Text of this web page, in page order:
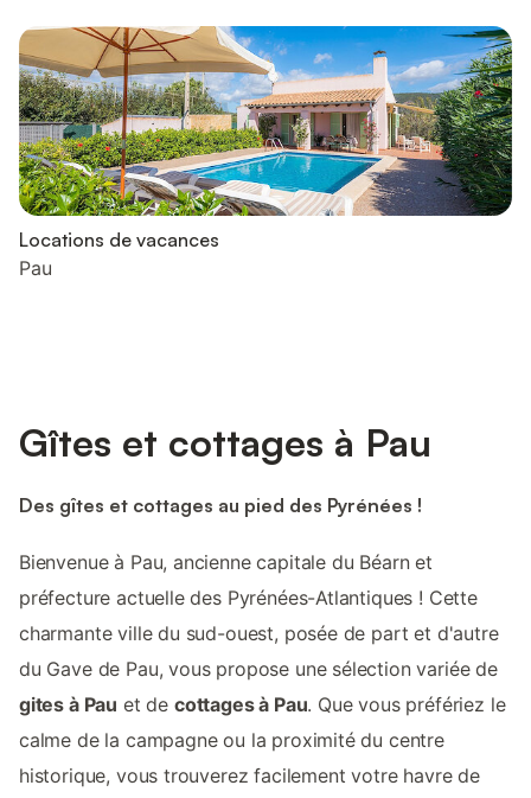
Locations de vacances
Pau
Gîtes et cottages à Pau
Des gîtes et cottages au pied des Pyrénées !
Bienvenue à Pau, ancienne capitale du Béarn et
préfecture actuelle des Pyrénées-Atlantiques ! Cette
charmante ville du sud-ouest, posée de part et d'autre
du Gave de Pau, vous propose une sélection variée de
gites à Pau et de cottages à Pau. Que vous préfériez le
calme de la campagne ou la proximité du centre
historique, vous trouverez facilement votre havre de